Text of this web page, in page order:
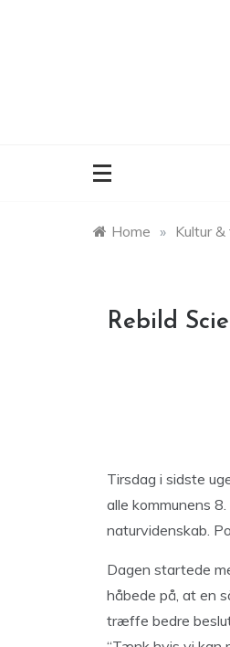
Home » Kultur
Rebild
Tirsdag i sidste
alle kommunens
naturvidenskab.
Dagen startede
håbede på, at en
træffe bedre